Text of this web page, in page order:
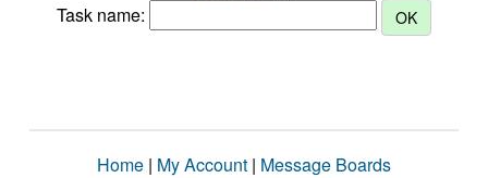
Task name:
Home | My Account | Message Boards